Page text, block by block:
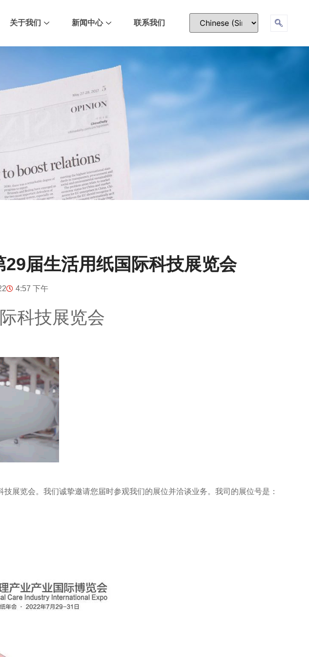
关于我们 新闻中心 联系我们
29届生活用纸国际科技展览会
4:57 下午
科技展览会
展览会。我们诚挚邀请您届时参观我们的展位并洽谈业务。我司的展位号是：